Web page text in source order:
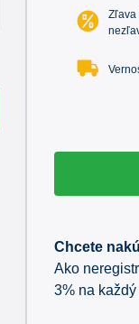
Zľava
Chcete
Ako
3% na